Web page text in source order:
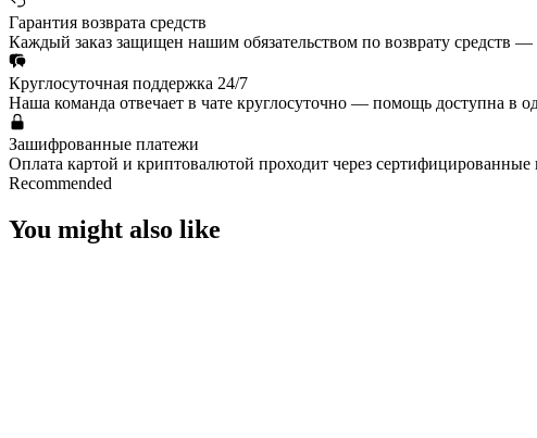
Гарантия возврата средств
Каждый заказ защищен нашим обязательством по возврату средств
Круглосуточная поддержка 24/7
Наша команда отвечает в чате круглосуточно — помощь доступна в
Зашифрованные платежи
Оплата картой и криптовалютой проходит через
Recommended
You might also like